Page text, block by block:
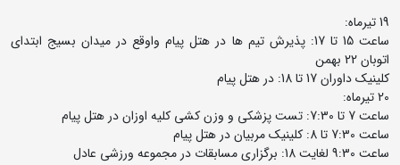
19 تیرماه:
ساعت 15 تا 17: پذیرش تیم ها در هتل پیام واوقع در میدان بسیج ابتدای
اتوبان 22 بهمن
کلینیک داوران 17 تا 18: در هتل پیام
20 تیرماه:
ساعت 7 تا 7:30: تست پزشکی و وزن کشی کلیه اوزان در هتل پیام
ساعت 7:30 تا 8: کلینیک مربیان در هتل پیام
ساعت 9:30 لغایت 18: برگزاری مسابقات در مجموعه ورزشی عادل